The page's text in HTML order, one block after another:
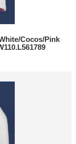
Cocos/Pink